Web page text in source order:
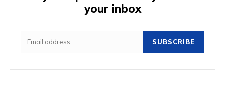
your inbox
SUBSCRIBE